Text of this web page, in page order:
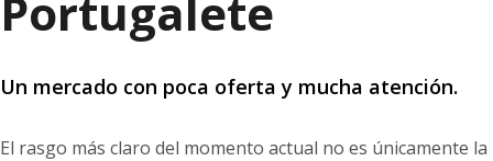
Un mercado con poca oferta y mucha atención.
El rasgo más claro del momento actual no es únicamente la